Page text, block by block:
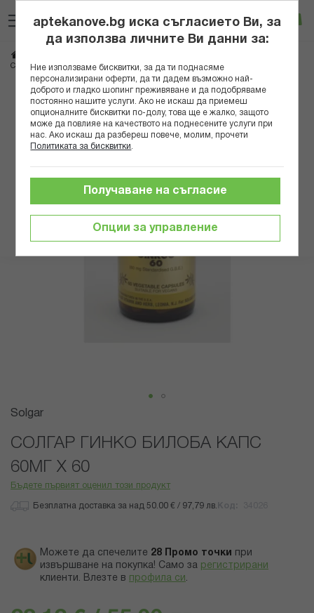
към
съдържанието
Вход
СОЛГАР ГИНКО БИЛОБА КАПС 60МГ Х 60
Преминете
края
Преминете
началото
галерия
със
Solgar
СОЛГАР ГИНКО БИЛОБА КАПС
60МГ Х 60
Бъдете първият оценил този продукт
Безплатна доставка за над 50.00 € / 97,79 лв.
Можете да спечелите 28 Промо точки
при
извършване на покупка! Само за регистрирани
клиенти. Влезте в профила си .
aptekanove.bg иска съгласието Ви, за
да използва личните Ви данни за:
Ние използваме бисквитки, за да ти поднасяме
персонализирани оферти, да ти дадем възможно най-
доброто и гладко шопинг преживяване и да подобряваме
постоянно нашите услуги. Ако не искаш да приемеш
опционалните бисквитки по-долу, това ще е жалко, защото
може да повлияе на качеството на поднесените услуги при
нас. Ако искаш да разбереш повече, молим, прочети
Политиката за бисквитки
Опции за управление
Получаване на съгласие